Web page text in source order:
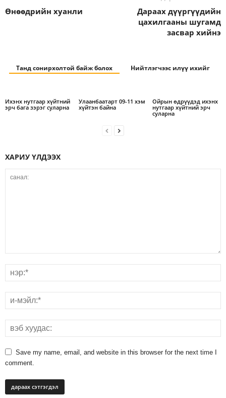
Өнөөдрийн хуанли
Дараах дүүргүүдийн
цахилгааны шугамд
засвар хийнэ
Танд сонирхолтой байж болох Нийтлэгчээс илүү ихийг
Ихэнх нутгаар хүйтний
эрч бага зэрэг суларна
Улаанбаатарт 09-11 хэм
хүйтэн байна
Ойрын өдрүүдэд ихэнх
нутгаар хүйтний эрч
суларна
ХАРИУ ҮЛДЭЭХ
Save my name, email, and website in this browser for the next time I
comment.